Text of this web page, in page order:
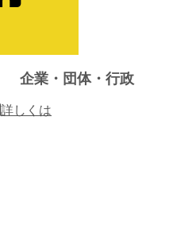
企業・団体・行政
詳しくは